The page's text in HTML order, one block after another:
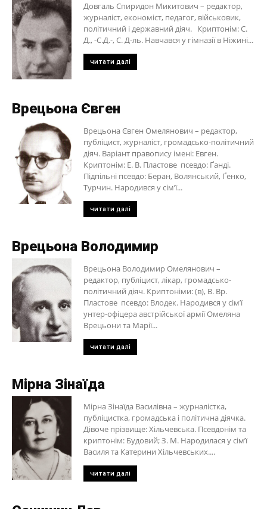
Довгаль Спиридон Микитович – редактор,
журналіст, економіст, педагог, військовик,
політичний і державний діяч. Криптонім: С.
Д., -С.Д.-, С. Д-ль. Навчався у гімназії в Ніжині...
читати далі
Врецьона Євген
Врецьона Євген Омелянович – редактор,
публіцист, журналіст, громадсько-політичний
діяч. Варіант правопису імені: Евген.
Криптонім: Е. В. Пластове псевдо: Ґанді.
Підпільні псевдо: Беран, Волянський, Ґенко,
Турчин. Народився у сім’ї...
читати далі
Врецьона Володимир
Врецьона Володимир Омелянович –
редактор, публіцист, лікар, громадсько-
політичний діяч. Криптоніми: (в), В. Вр.
Пластове псевдо: Влодек. Народився у сім’ї
унтер-офіцера австрійської армії Омеляна
Врецьони та Марії...
читати далі
Мірна Зінаїда
Мірна Зінаїда Василівна – журналістка,
публіцистка, громадська і політична діячка.
Дівоче прізвище: Хільчевська. Псевдонім та
криптонім: Будовий; З. М. Народилася у сім’ї
Василя та Катерини Хільчевських....
читати далі